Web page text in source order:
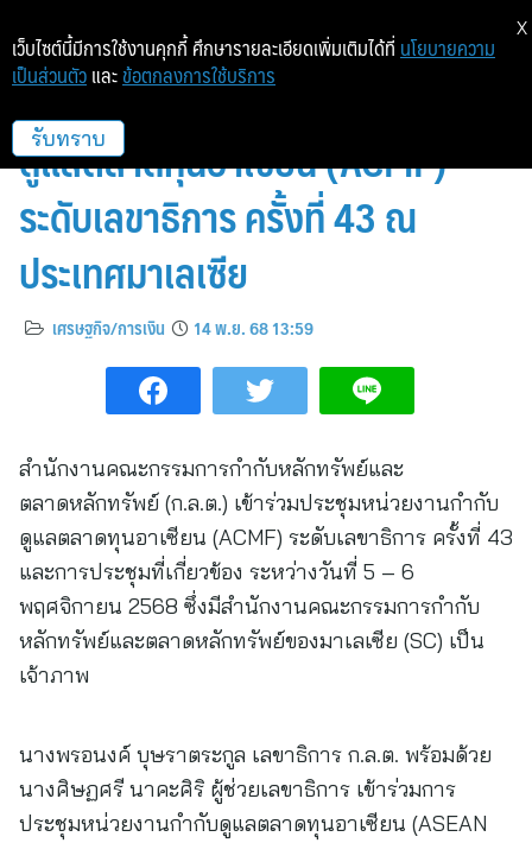
ก.ล.ต. ร่วมประชุมหน่วยงานกำกับ
ดูแลตลาดทุนอาเซียน (ACMF)
ระดับเลขาธิการ ครั้งที่ 43 ณ
ประเทศมาเลเซีย
เศรษฐกิจ/การเงิน 14 พ.ย. 68 13:59
สำนักงานคณะกรรมการกำกับหลักทรัพย์และ
ตลาดหลักทรัพย์ (ก.ล.ต.) เข้าร่วมประชุมหน่วยงานกำกับ
ดูแลตลาดทุนอาเซียน (ACMF) ระดับเลขาธิการ ครั้งที่ 43
และการประชุมที่เกี่ยวข้อง ระหว่างวันที่ 5 – 6
พฤศจิกายน 2568 ซึ่งมีสำนักงานคณะกรรมการกำกับ
หลักทรัพย์และตลาดหลักทรัพย์ของมาเลเซีย (SC) เป็น
เจ้าภาพ
นางพรอนงค์ บุษราตระกูล เลขาธิการ ก.ล.ต. พร้อมด้วย
นางศิษฏศรี นาคะศิริ ผู้ช่วยเลขาธิการ เข้าร่วมการ
ประชุมหน่วยงานกำกับดูแลตลาดทุนอาเซียน (ASEAN
เว็บไซต์นี้มีการใช้งานคุกกี้ ศึกษารายละเอียดเพิ่มเติมได้ที่ นโยบายความ
เป็นส่วนตัว และ ข้อตกลงการใช้บริการ
รับทราบ
X